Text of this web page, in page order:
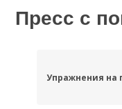
Пресс с
Упражнения на